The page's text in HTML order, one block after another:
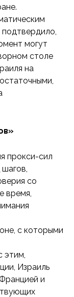
могут
столе
на
прокси-сил
со
время,
с которыми
этим,
Израиль
и